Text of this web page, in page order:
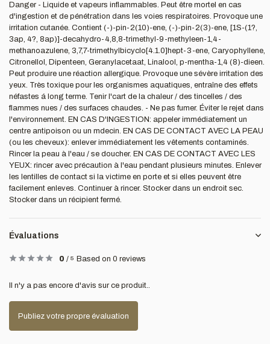
Danger - Liquide et vapeurs inflammables. Peut être mortel en cas
d'ingestion et de pénétration dans les voies respiratoires. Provoque une
irritation cutanée. Contient (-)-pin-2(10)-ene, (-)-pin-2(3)-ene, [1S-(1?,
3ap, 4?, 8ap)]-decahydro-4,8,8-trimethyl-9-methyleen-1,4-
methanoazulene, 3,7,7-trimethylbicyclo[4.1.0]hept-3-ene, Caryophyllene,
Citronellol, Dipenteen, Geranylacetaat, Linalool, p-mentha-1,4 (8)-dieen.
Peut produire une réaction allergique. Provoque une sévère irritation des
yeux. Très toxique pour les organismes aquatiques, entraîne des effets
néfastes á long terme. Tenir l'cart de la chaleur / des tincelles / des
flammes nues / des surfaces chaudes. - Ne pas fumer. Éviter le rejet dans
l'environnement. EN CAS D'INGESTION: appeler immédiatement un
centre antipoison ou un mdecin. EN CAS DE CONTACT AVEC LA PEAU
(ou les cheveux): enlever immédiatement les vêtements contaminés.
Rincer la peau à l'eau / se doucher. EN CAS DE CONTACT AVEC LES
YEUX: rincer avec précaution à l'eau pendant plusieurs minutes. Enlever
les lentilles de contact si la victime en porte et si elles peuvent être
facilement enleves. Continuer à rincer. Stocker dans un endroit sec.
Stocker dans un récipient fermé.
Évaluations
0 / 5 Based on 0 reviews
Il n'y a pas encore d'avis sur ce produit..
Publiez votre propre évaluation